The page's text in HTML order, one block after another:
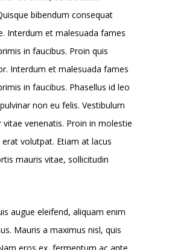
bibendum consequat
Interdum et malesuada fames
in faucibus. Proin quis
Interdum et malesuada fames
in faucibus. Phasellus id leo
non eu felis. Vestibulum
venenatis. Proin in molestie
erat volutpat. Etiam at lacus
mauris vitae, sollicitudin
augue eleifend, aliquam enim
Mauris a maximus nisl, quis